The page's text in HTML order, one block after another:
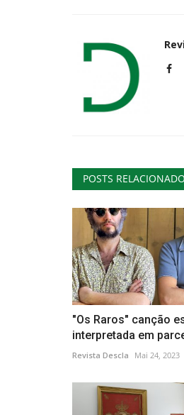
POSTS
"Os Raros" canção
interpretada em
Revista Descla Mai 24, 2023
“Livros
Viana do